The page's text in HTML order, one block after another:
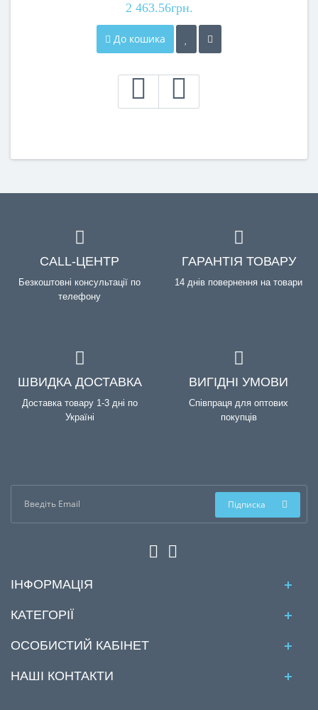
2 463.56грн.
До кошика
CALL-ЦЕНТР
Безкоштовні консультації по
телефону
ГАРАНТІЯ ТОВАРУ
14 днів повернення на товари
ШВИДКА ДОСТАВКА
Доставка товару 1-3 дні по
Україні
ВИГІДНІ УМОВИ
Співпраця для оптових
покупців
Підписка
ІНФОРМАЦІЯ
КАТЕГОРІЇ
ОСОБИСТИЙ КАБІНЕТ
НАШІ КОНТАКТИ